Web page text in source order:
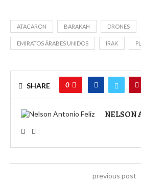
ATACARON BARAKAH DRONES
EMIRATOS ÁRABES UNIDOS IRAK
SHARE 0
NELSON
previous post